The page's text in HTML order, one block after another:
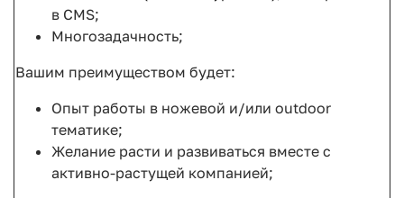
в CMS;
Многозадачность;
Вашим преимуществом будет:
Опыт работы в ножевой и/или outdoor
тематике;
Желание расти и развиваться вместе с
активно-растущей компанией;